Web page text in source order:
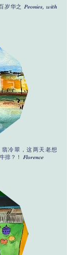
岁华之 Peonies, with
冷翠，这两天老想
排？！ Florence